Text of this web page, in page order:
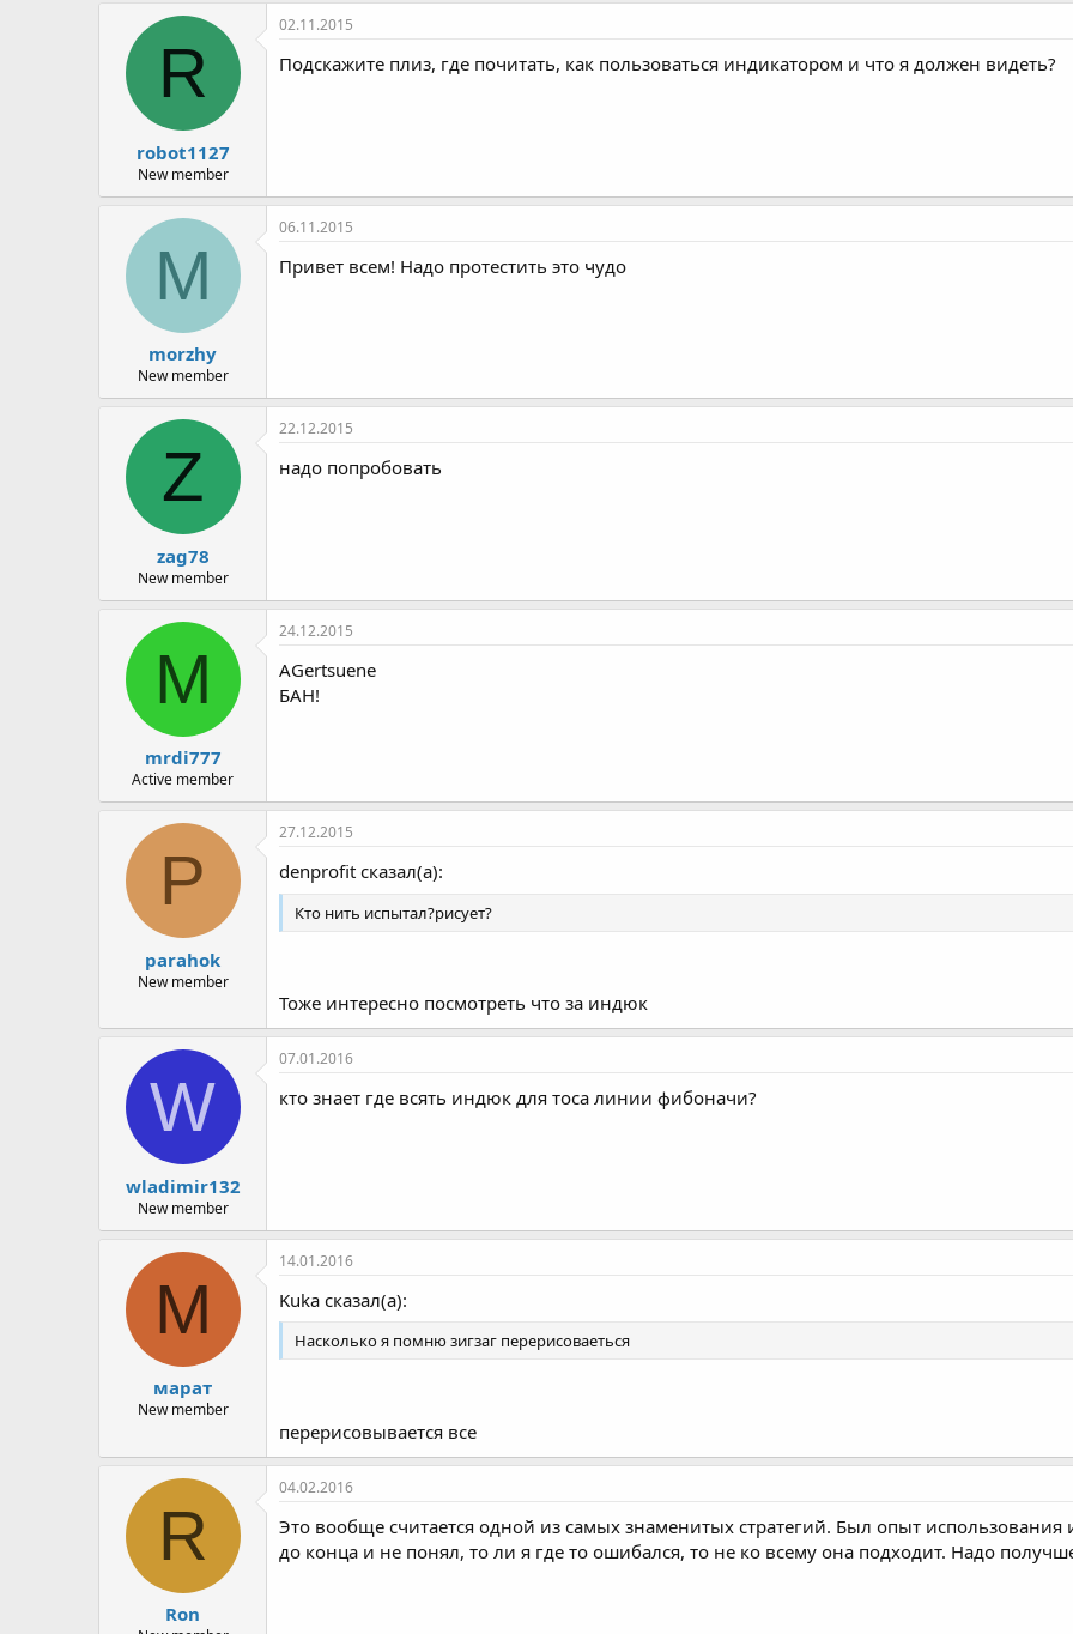
R
robot1127
New member
02.11.2015
Подскажите плиз, где почитать, как пользоваться индикатором и что я должен видеть?
M
morzhy
New member
06.11.2015
Привет всем! Надо протестить это чудо
Z
zag78
New member
22.12.2015
надо попробовать
M
mrdi777
Active member
24.12.2015
AGertsuene
БАН!
P
parahok
New member
27.12.2015
denprofit сказал(а):
Кто нить испытал?рисует?
Тоже интересно посмотреть что за индюк
W
wladimir132
New member
07.01.2016
кто знает где всять индюк для тоса линии фибоначи?
М
марат
New member
14.01.2016
Kuka сказал(а):
Насколько я помню зигзаг перерисоваеться
перерисовывается все
R
Ron
04.02.2016
Это вообще считается одной из самых знаменитых стратегий. Был опыт использования
до конца и не понял, то ли я где то ошибался, то не ко всему она подходит. Надо